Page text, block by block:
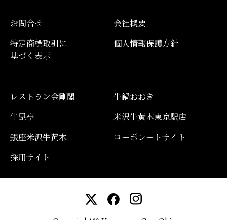
お問合せ
会社概要
特定商標取引に
基づく表示
個人情報保護方針
レストラン金剛閣
牛鍋おおき
牛毘亭
米沢牛黄木東京駅店
銀座米沢牛黄木
コーポレートサイト
採用サイト